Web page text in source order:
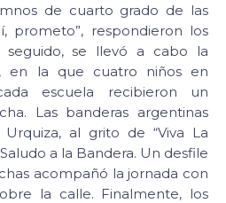
de cuarto grado de las
prometo”, respondieron los
seguido, se llevó a cabo la
en la que cuatro niños en
escuela recibieron un
Las banderas argentinas
al grito de “Viva La
a la Bandera. Un desfile
acompañó la jornada con
la calle. Finalmente, los